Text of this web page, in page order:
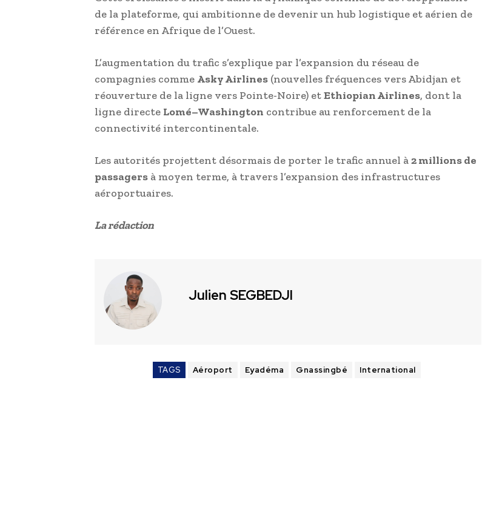
de la plateforme, qui ambitionne de devenir un hub logistique et aérien de
référence en Afrique de l’Ouest.
L’augmentation du trafic s’explique par l’expansion du réseau de
compagnies comme Asky Airlines(nouvelles fréquences vers Abidjan et
réouverture de la ligne vers Pointe-Noire) etEthiopian Airlines, dont la
ligne directe Lomé–Washington contribue au renforcement de la
connectivité intercontinentale.
Les autorités projettent désormais de porter le trafic annuel à2 millions de
passagersà moyen terme, à travers l’expansion des infrastructures
aéroportuaires.
La rédaction
Julien SEGBEDJI
TAGS Aéroport Eyadéma Gnassingbé International